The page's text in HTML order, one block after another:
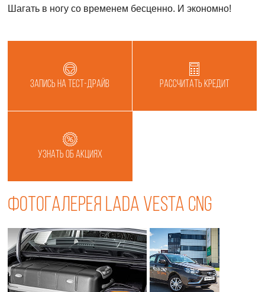
Шагать в ногу со временем бесценно. И экономно!
Запись на тест-драйв Рассчитать кредит
Узнать об акциях
Фотогалерея LADA Vesta CNG